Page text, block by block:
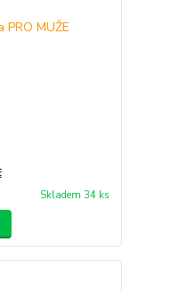
Skladem 34 ks